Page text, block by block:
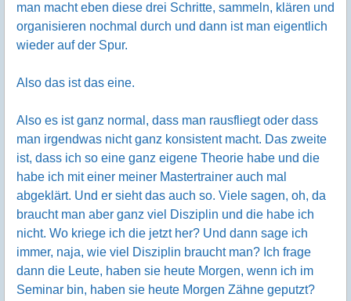
man macht eben diese drei Schritte, sammeln, klären und
organisieren nochmal durch und dann ist man eigentlich
wieder auf der Spur.
Also das ist das eine.
Also es ist ganz normal, dass man rausfliegt oder dass
man irgendwas nicht ganz konsistent macht. Das zweite
ist, dass ich so eine ganz eigene Theorie habe und die
habe ich mit einer meiner Mastertrainer auch mal
abgeklärt. Und er sieht das auch so. Viele sagen, oh, da
braucht man aber ganz viel Disziplin und die habe ich
nicht. Wo kriege ich die jetzt her? Und dann sage ich
immer, naja, wie viel Disziplin braucht man? Ich frage
dann die Leute, haben sie heute Morgen, wenn ich im
Seminar bin, haben sie heute Morgen Zähne geputzt?